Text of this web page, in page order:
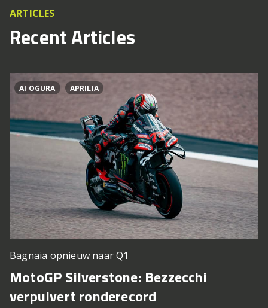
ARTICLES
Recent Articles
AI OGURA APRILIA
Bagnaia opnieuw naar Q1
MotoGP Silverstone: Bezzecchi
verpulvert ronderecord